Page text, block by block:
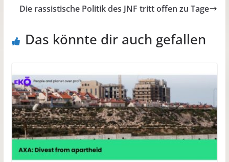
Die rassistische Politik des JNF tritt offen zu Tage
Das könnte dir auch gefallen